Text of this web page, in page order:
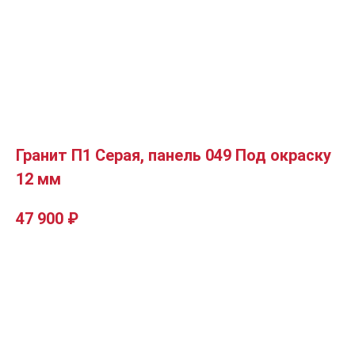
Гранит П1 Серая, панель 049 Под окраску
12 мм
47 900 ₽